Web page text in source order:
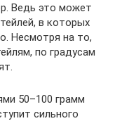
Ведь это может
в которых
Несмотря на то,
по градусам
50–100 грамм
сильного